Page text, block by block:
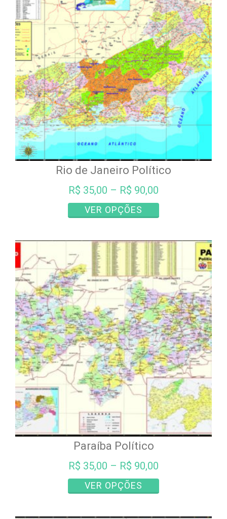
Rio de Janeiro Político
R$ 35,00 – R$ 90,00
VER OPÇÕES
produto
várias
variantes.
As
opções
podem
ser
escolhidas
na
página
do
produto
Paraíba Político
R$ 35,00 – R$ 90,00
VER OPÇÕES
produto